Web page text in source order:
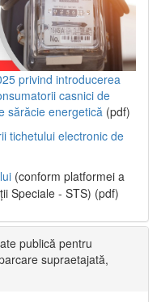
privind introducerea
casnici de
sărăcie energetică (pdf)
tichetului electronic de
(conform platformei a
Speciale - STS) (pdf)
publică pentru
supraetajată,